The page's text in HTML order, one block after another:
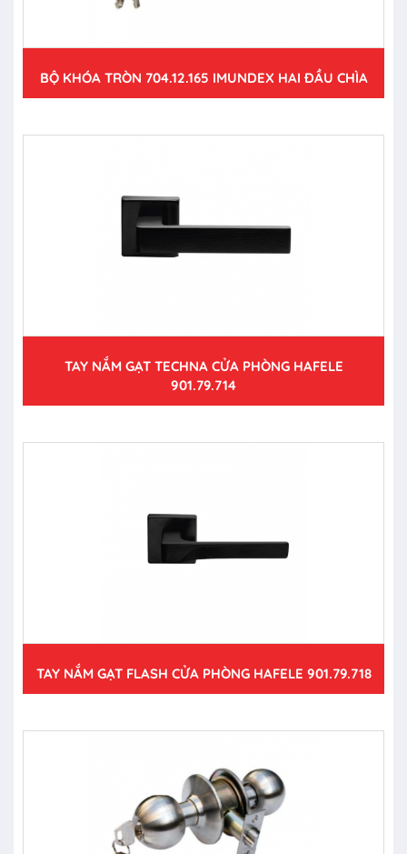
BỘ KHÓA TRÒN 704.12.165 IMUNDEX HAI ĐẦU CHÌA
TAY NẮM GẠT TECHNA CỬA PHÒNG HAFELE
901.79.714
TAY NẮM GẠT FLASH CỬA PHÒNG HAFELE 901.79.718